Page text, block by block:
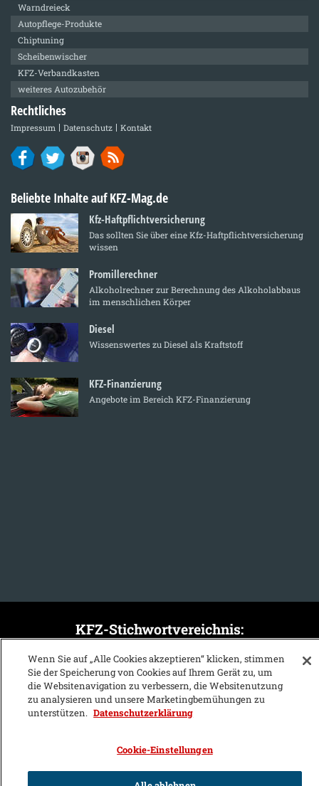
Warndreieck
Autopflege-Produkte
Chiptuning
Scheibenwischer
KFZ-Verbandkasten
weiteres Autozubehör
Rechtliches
Impressum Datenschutz Kontakt
Beliebte Inhalte auf KFZ-Mag.de
Kfz-Haftpflichtversicherung
Das sollten Sie über eine Kfz-Haftpflichtversicherung
wissen
Promillerechner
Alkoholrechner zur Berechnung des Alkoholabbaus
im menschlichen Körper
Diesel
Wissenswertes zu Diesel als Kraftstoff
KFZ-Finanzierung
Angebote im Bereich KFZ-Finanzierung
KFZ-Stichwortvereichnis:
A B C D E F G H I
J
K
L M N O P Q R S
U
V W X Z
Wenn Sie auf „Alle Cookies akzeptieren“ klicken, stimmen
Sie der Speicherung von Cookies auf Ihrem Gerät zu, um
die Websitenavigation zu verbessern, die Websitenutzung
zu analysieren und unsere Marketingbemühungen zu
unterstützen. Datenschutzerklärung
Cookie-Einstellungen